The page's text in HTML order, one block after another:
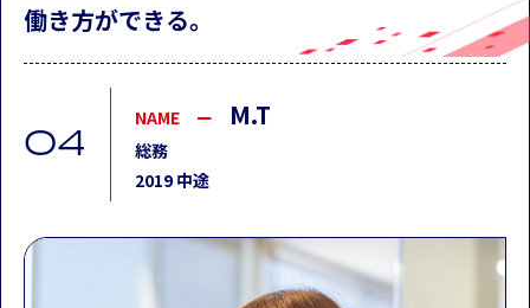
働き方ができる。
04
M.T
総務
2019 中途